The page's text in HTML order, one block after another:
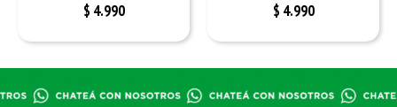
$ 4.990 $ 4.990